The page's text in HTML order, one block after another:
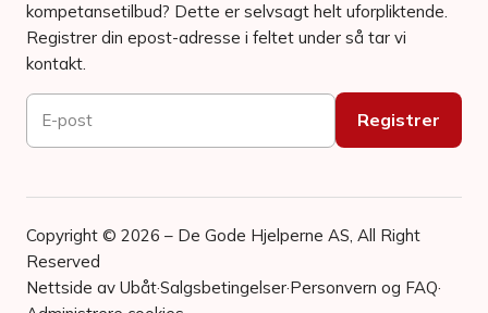
kompetansetilbud? Dette er selvsagt helt uforpliktende.
Registrer din epost-adresse i feltet under så tar vi
kontakt.
Copyright © 2026 – De Gode Hjelperne AS, All Right
Reserved
Nettside av Ubåt·Salgsbetingelser·Personvern og FAQ·